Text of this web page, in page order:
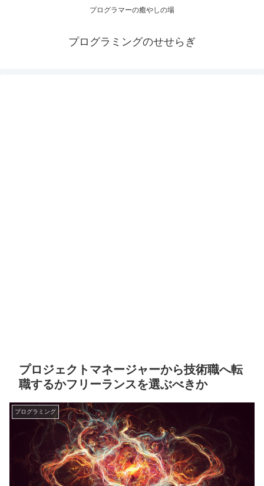
プログラマーの癒やしの場
プログラミングのせせらぎ
プロジェクトマネージャーから技術職へ転
職するかフリーランスを選ぶべきか
プログラミング